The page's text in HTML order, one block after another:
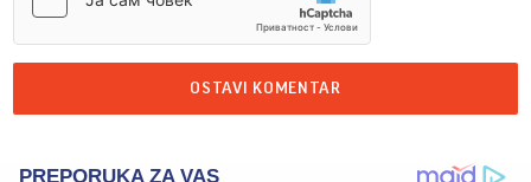
OSTAVI KOMENTAR